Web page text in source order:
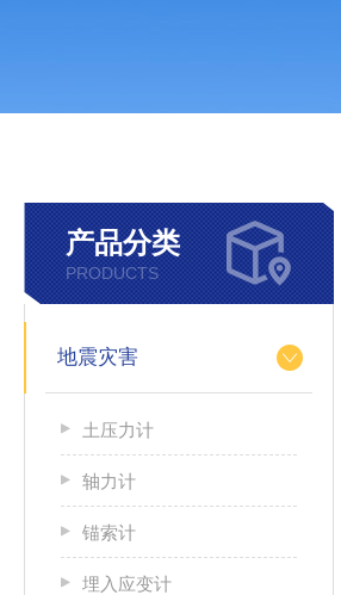
产品分类
PRODUCTS
地震灾害
土压力计
轴力计
锚索计
埋入应变计